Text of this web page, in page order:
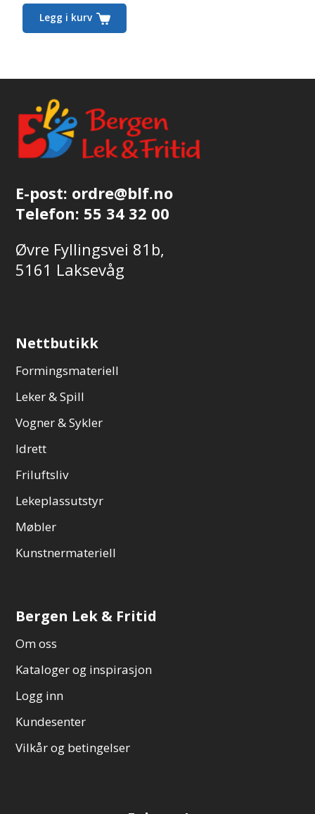
Legg i kurv
E-post: ordre@blf.no
Telefon: 55 34 32 00
Øvre Fyllingsvei 81b,
5161 Laksevåg
Nettbutikk
Formingsmateriell
Leker & Spill
Vogner & Sykler
Idrett
Friluftsliv
Lekeplassutstyr
Møbler
Kunstnermateriell
Bergen Lek & Fritid
Om oss
Kataloger og inspirasjon
Logg inn
Kundesenter
Vilkår og betingelser